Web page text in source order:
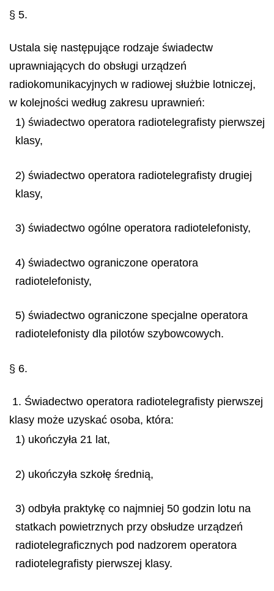
§ 5.
Ustala się następujące rodzaje świadectw
uprawniających do obsługi urządzeń
radiokomunikacyjnych w radiowej służbie lotniczej,
w kolejności według zakresu uprawnień:
1) świadectwo operatora radiotelegrafisty pierwszej
klasy,
2) świadectwo operatora radiotelegrafisty drugiej
klasy,
3) świadectwo ogólne operatora radiotelefonisty,
4) świadectwo ograniczone operatora
radiotelefonisty,
5) świadectwo ograniczone specjalne operatora
radiotelefonisty dla pilotów szybowcowych.
§ 6.
1. Świadectwo operatora radiotelegrafisty pierwszej
klasy może uzyskać osoba, która:
1) ukończyła 21 lat,
2) ukończyła szkołę średnią,
3) odbyła praktykę co najmniej 50 godzin lotu na
statkach powietrznych przy obsłudze urządzeń
radiotelegraficznych pod nadzorem operatora
radiotelegrafisty pierwszej klasy.